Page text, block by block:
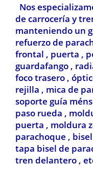
Nos
de carrocería y
manteniendo un
refuerzo de
frontal , puerta ,
guardafango ,
foco trasero ,
rejilla , mica de
soporte guía
paso rueda ,
puerta , moldura
parachoque ,
tapa bisel de
tren delantero ,